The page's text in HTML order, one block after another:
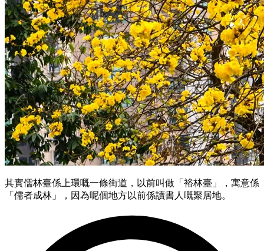
其實儒林臺係上環嘅一條街道，以前叫做「裕林臺」，寓意係
「儒者成林」，因為呢個地方以前係讀書人嘅聚居地。